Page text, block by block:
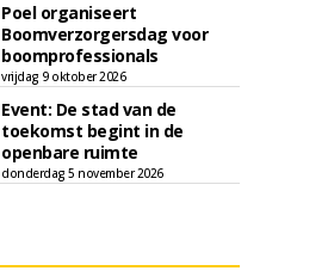
Poel organiseert
Boomverzorgersdag voor
boomprofessionals
vrijdag 9 oktober 2026
Event: De stad van de
toekomst begint in de
openbare ruimte
donderdag 5 november 2026